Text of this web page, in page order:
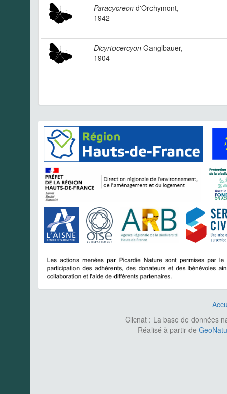
Paracycreon d'Orchymont,
1942
-
Dicyrtocercyon Ganglbauer,
1904
-
Clicnat : La base de données
Réalisé à partir de